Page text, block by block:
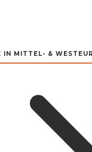
IN MITTEL- &